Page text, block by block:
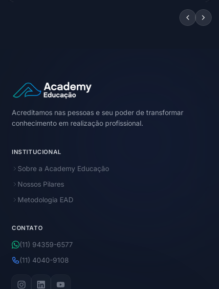
Acreditamos nas pessoas e seu poder de transformar
conhecimento em realização profissional.
INSTITUCIONAL
Sobre a Academy Educação
Nossos Pilares
Metodologia EAD
CONTATO
(11) 94359-6577
(11) 4040-9108